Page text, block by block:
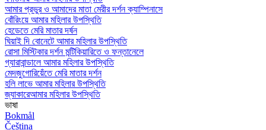
আমার প্রভুর ও আমাদের মাতা মেরীর দর্শন ক্যাম্পিনাসে
বোঁরিংয়ে আমার মহিলার উপস্থিতি
হেডেতে মেরি মাতার দর্ষন
ঘিয়াই দি বোনেটে আমার মহিলার উপস্থিতি
রোসা মিস্টিকার দর্শন মন্টিকিয়ারিতে ও ফন্তানেলে
গ্যারাবান্ডালে আমার মহিলার উপস্থিতি
মেদজুগোরিয়েঁতে মেরি মাতার দর্শন
হলি লাভে আমার মহিলার উপস্থিতি
জ্যাকারেআমার মহিলার উপস্থিতি
ভাষা
Bokmål
Čeština